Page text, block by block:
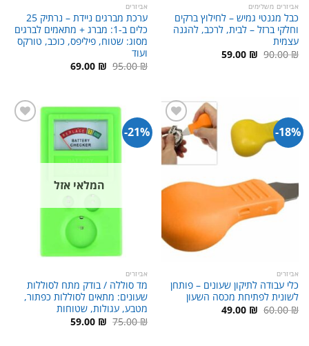
אביזרים משלימים
כבל מגנטי גמיש – לחילוץ ברקים
וחלקי ברזל – לבית, לרכב, להגנה
עצמית
90.00₪ המחיר
המקורי
59.00 ₪ המחיר
הנוכחי
אביזרים
ערכת מברגים ניידת – נרתיק 25
כלים ב-1: מברג + מתאמים לברגים
מסוג: שטוח, פיליפס, כוכב, טורקס
ועוד
95.00₪ המחיר
המקורי
69.00 ₪ המחיר
18%-
אביזרים
כלי עבודה לתיקון שעונים – פותחן
לשונית לפתיחת מכסה השעון
60.00₪ המחיר
המקורי
49.00 ₪ המחיר
21%-
המלאי אזל
אביזרים
מד סוללה / בודק מתח לסוללות
שעונים: מתאים לסוללות כפתור,
מטבע, עגולות, שטוחות
75.00₪ המחיר
המקורי
59.00 ₪ המחיר
הנוכחי